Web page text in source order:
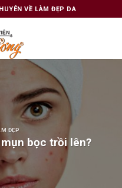
VỀ LÀM ĐẸP DA
ĐẸP
bọc trồi lên?